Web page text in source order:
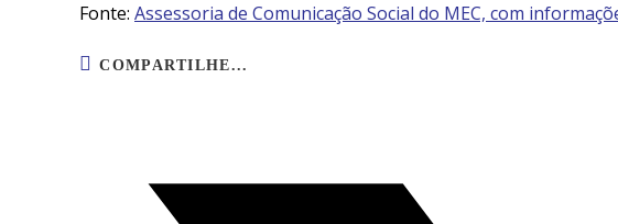
Fonte: Assessoria de Comunicação Social do MEC, com
COMPARTILHE...